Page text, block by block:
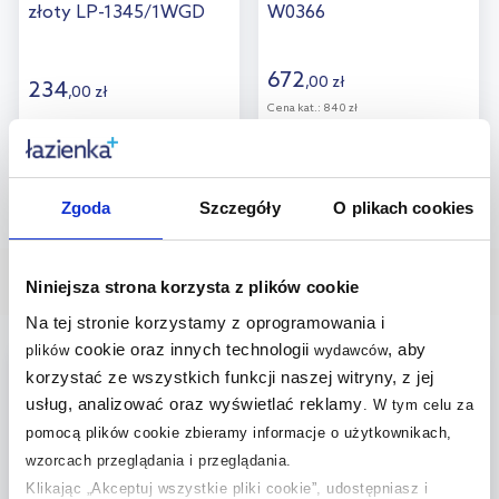
Zgoda Szczegóły O plikach cookies
Niniejsza strona korzysta z plików cookie
Na tej stronie korzystamy z oprogramowania i
plikówcookie oraz innych technologii wydawców, aby
korzystać ze wszystkich funkcji naszej witryny, z jej
usług, analizować oraz wyświetlać reklamy
W tym celu za
pomocą plików cookie zbieramy informacje o użytkownikach,
wzorcach przeglądania i przeglądania.
Klikając „Akceptuj wszystkie pliki cookie”, udostępniasz i
złoty LP-1345/1WGD
234,00 zł
W0366
672,00 zł
Cena kat.: 840 zł
Wybrane dla Ciebie
darmowa dostawa